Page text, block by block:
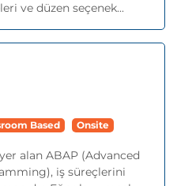
ve düzen seçenek...
Based Onsite
alan ABAP (Advanced
iş süreçlerini